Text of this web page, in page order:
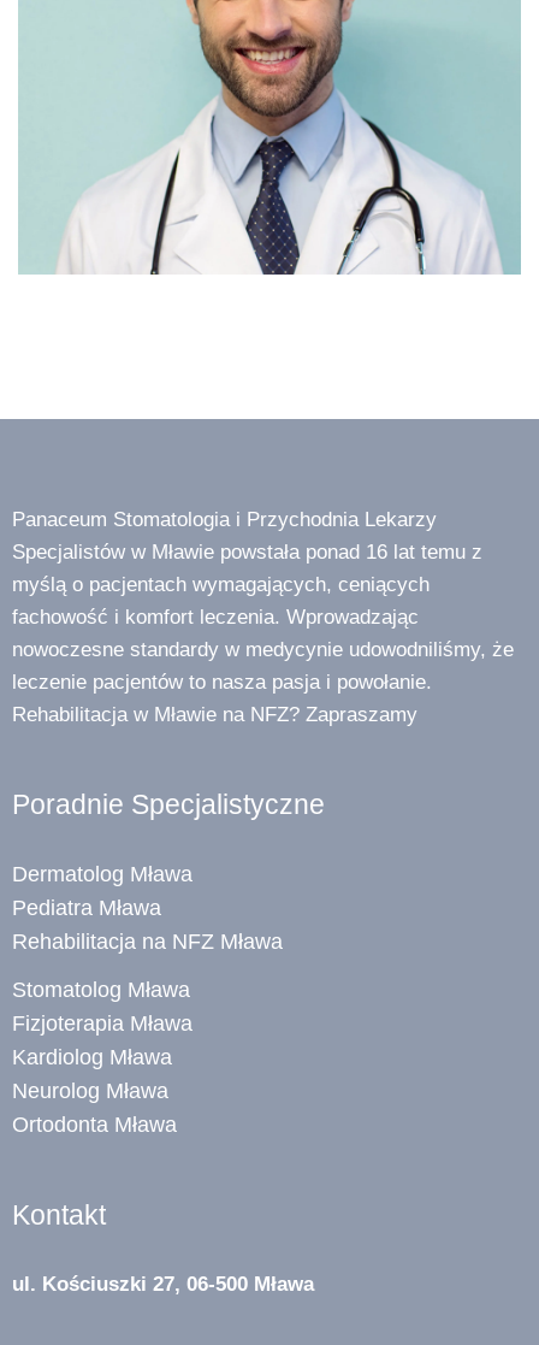
Panaceum Stomatologia i Przychodnia Lekarzy
Specjalistów w Mławie powstała ponad 16 lat temu z
myślą o pacjentach wymagających, ceniących
fachowość i komfort leczenia. Wprowadzając
nowoczesne standardy w medycynie udowodniliśmy, że
leczenie pacjentów to nasza pasja i powołanie.
Rehabilitacja w Mławie na NFZ? Zapraszamy
Poradnie Specjalistyczne
Dermatolog Mława
Pediatra Mława
Rehabilitacja na NFZ Mława
Stomatolog Mława
Fizjoterapia Mława
Kardiolog Mława
Neurolog Mława
Ortodonta Mława
Kontakt
ul. Kościuszki 27, 06-500 Mława